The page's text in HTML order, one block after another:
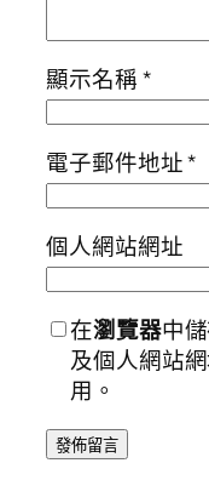
顯示名稱*
電子郵件地址*
個人網站網址
在瀏覽器中
及個人網站
用。